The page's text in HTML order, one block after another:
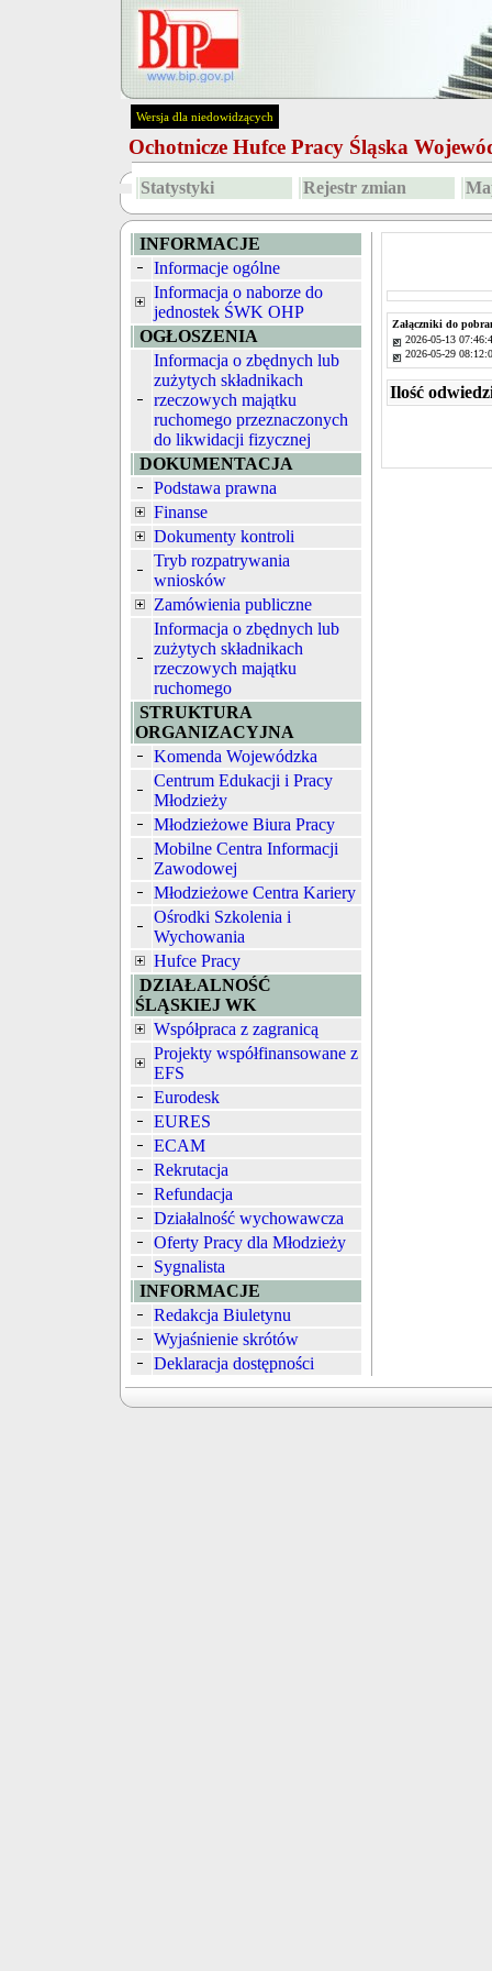
Wersja dla niedowidzących
Ochotnicze Hufce Pracy Śląska
Statystyki Rejestr zmian
INFORMACJE
Informacje ogólne
Informacja o naborze do
jednostek ŚWK OHP
OGŁOSZENIA
Informacja o zbędnych lub
zużytych składnikach
rzeczowych majątku
ruchomego przeznaczonych
do likwidacji fizycznej
DOKUMENTACJA
Podstawa prawna
Finanse
Dokumenty kontroli
Tryb rozpatrywania
wniosków
Zamówienia publiczne
Informacja o zbędnych lub
zużytych składnikach
rzeczowych majątku
ruchomego
STRUKTURA
ORGANIZACYJNA
Komenda Wojewódzka
Centrum Edukacji i Pracy
Młodzieży
Młodzieżowe Biura Pracy
Mobilne Centra Informacji
Zawodowej
Młodzieżowe Centra Kariery
Ośrodki Szkolenia i
Wychowania
Hufce Pracy
DZIAŁALNOŚĆ
ŚLĄSKIEJ WK
Współpraca z zagranicą
Projekty współfinansowane z
EFS
Eurodesk
EURES
ECAM
Rekrutacja
Refundacja
Działalność wychowawcza
Oferty Pracy dla Młodzieży
Sygnalista
INFORMACJE
Redakcja Biuletynu
Wyjaśnienie skrótów
Deklaracja dostępności
Załączniki do
2026-05-13
2026-05-29
Ilość